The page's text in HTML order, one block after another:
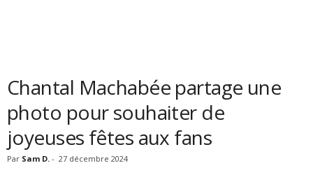
Chantal Machabée partage une
photo pour souhaiter de
joyeuses fêtes aux fans
Par Sam D. - 27 décembre 2024